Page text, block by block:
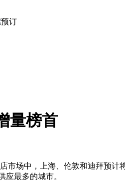
量榜首
场中，上海、伦敦和迪拜预
应最多的城市。